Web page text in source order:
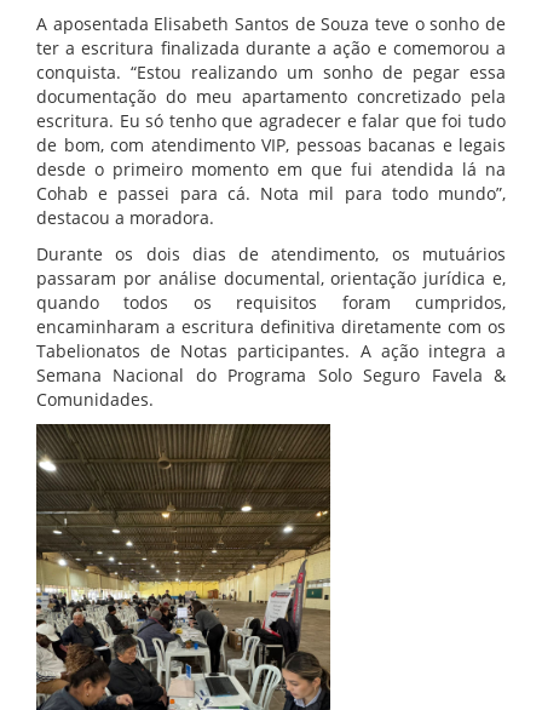
A aposentada Elisabeth Santos de Souza teve o sonho de
ter a escritura finalizada durante a ação e comemorou a
conquista. “Estou realizando um sonho de pegar essa
documentação do meu apartamento concretizado pela
escritura. Eu só tenho que agradecer e falar que foi tudo
de bom, com atendimento VIP, pessoas bacanas e legais
desde o primeiro momento em que fui atendida lá na
Cohab e passei para cá. Nota mil para todo mundo”,
destacou a moradora.
Durante os dois dias de atendimento, os mutuários
passaram por análise documental, orientação jurídica e,
quando todos os requisitos foram cumpridos,
encaminharam a escritura definitiva diretamente com os
Tabelionatos de Notas participantes. A ação integra a
Semana Nacional do Programa Solo Seguro Favela &
Comunidades.